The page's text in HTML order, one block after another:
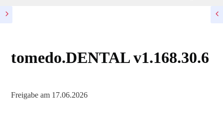
tomedo.DENTAL v1.168.30.6
Freigabe am 17.06.2026